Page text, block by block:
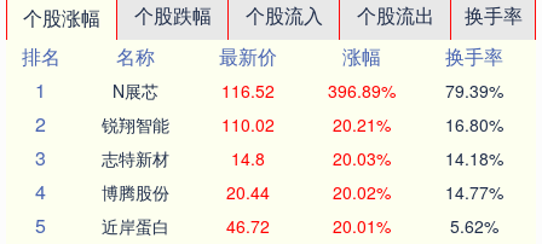
个股涨幅 个股跌幅 个股流入 个股流出
换手率
排名
名称 最新价 涨幅
换手率
1
N展芯 116.52 396.89% 79.39%
2 锐翔智能 110.02 20.21% 16.80%
3 志特新材 14.8 20.03% 14.18%
4 博腾股份 20.44 20.02% 14.77%
5 近岸蛋白 46.72 20.01% 5.62%